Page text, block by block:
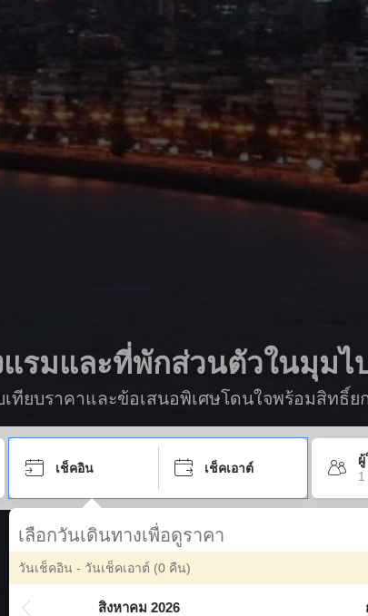
แรมและที่พักส่วนตัวในมุมไ
ทียบราคาและข้อเสนอพิเศษโดนใจพร้อมสิทธิ์ย
เช็คอิน เช็คเอาต์
เลือกวันเดินทางเพื่อดูราคา
วันเช็คอิน - วันเช็คเอาต์ (0 คืน)
สิงหาคม 2026